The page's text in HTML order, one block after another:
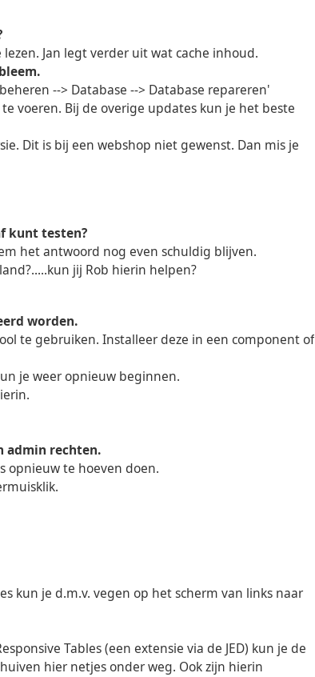
Jan legt verder uit wat cache inhoud.
--> Database --> Database repareren'
voeren. Bij de overige updates kun je het beste
Dit is bij een webshop niet gewenst. Dan mis je
kunt testen?
het antwoord nog even schuldig blijven.
jij Rob hierin helpen?
worden.
te gebruiken. Installeer deze in een component of
je weer opnieuw beginnen.
admin rechten.
opnieuw te hoeven doen.
kun je d.m.v. vegen op het scherm van links naar
Tables (een extensie via de JED) kun je de
hier netjes onder weg. Ook zijn hierin